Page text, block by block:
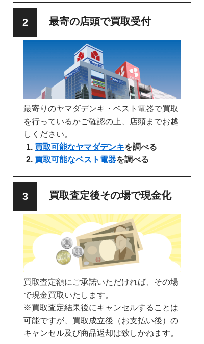
最寄の店頭で買取受付
最寄りのヤマダデンキ・ベスト電器で買取
を行っているかご確認の上、店頭までお越
しください。
買取可能なヤマダデンキを調べる
買取可能なベスト電器を調べる
買取査定後その場で現金化
買取査定額にご承諾いただければ、その場
で現金買取いたします。
※買取査定結果後にキャンセルすることは
可能ですが、買取成立後（お支払い後）の
キャンセル及び商品返却は致しかねます。